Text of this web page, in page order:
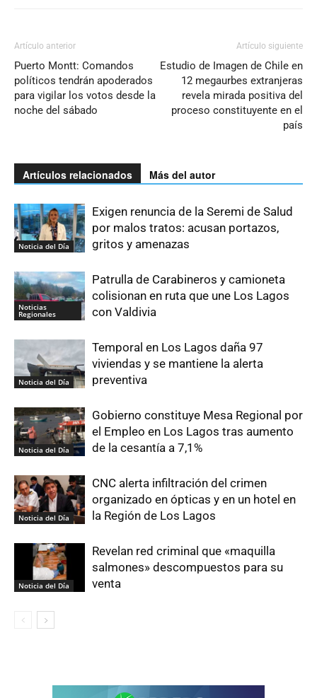
Artículo anterior
Puerto Montt: Comandos
políticos tendrán apoderados
para vigilar los votos desde la
noche del sábado
Artículo siguiente
Estudio de Imagen de Chile en
12 megaurbes extranjeras
revela mirada positiva del
proceso constituyente en el
país
Artículos relacionados Más del autor
Noticia del Día
Exigen renuncia de la Seremi de Salud
por malos tratos: acusan portazos,
gritos y amenazas
Noticias
Regionales
Patrulla de Carabineros y camioneta
colisionan en ruta que une Los Lagos
con Valdivia
Noticia del Día
Temporal en Los Lagos daña 97
viviendas y se mantiene la alerta
preventiva
Noticia del Día
Gobierno constituye Mesa Regional por
el Empleo en Los Lagos tras aumento
de la cesantía a 7,1%
Noticia del Día
CNC alerta infiltración del crimen
organizado en ópticas y en un hotel en
la Región de Los Lagos
Noticia del Día
Revelan red criminal que «maquilla
salmones» descompuestos para su
venta